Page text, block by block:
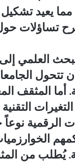
مما يعيد
تساؤلات
العلمي
تتحول
أما المثقف
التقنية
الرقمية
يُطلب من